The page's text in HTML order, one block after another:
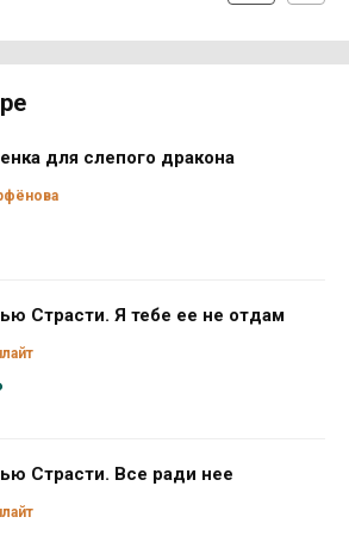
для слепого дракона
Страсти. Я тебе ее не отдам
Страсти. Все ради нее